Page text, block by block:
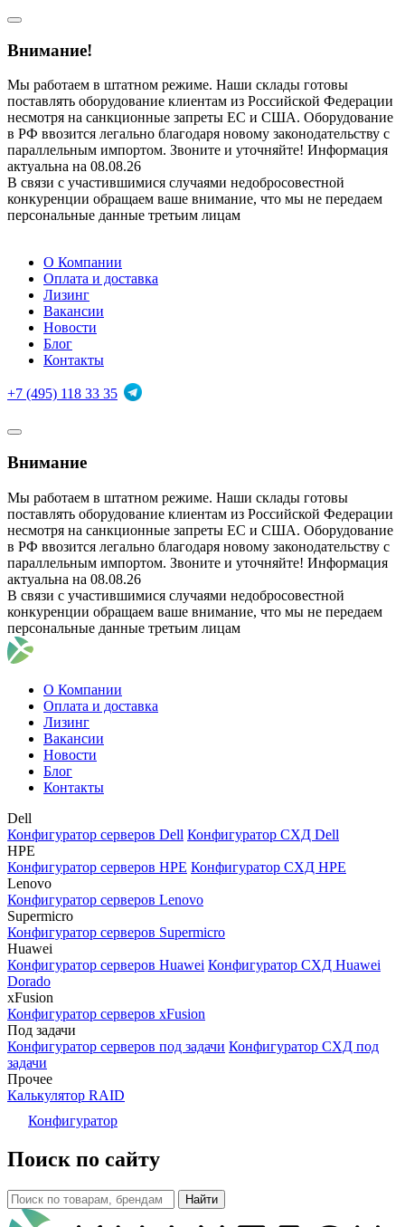
Внимание!
Мы работаем в штатном режиме. Наши склады готовы
поставлять оборудование клиентам из Российской Федерации
несмотря на санкционные запреты ЕС и США. Оборудование
в РФ ввозится легально благодаря новому законодательству с
параллельным импортом. Звоните и уточняйте! Информация
актуальна на 08.08.26
В связи с участившимися случаями недобросовестной
конкуренции обращаем ваше внимание, что мы не передаем
персональные данные третьим лицам
О Компании
Оплата и доставка
Лизинг
Вакансии
Новости
Блог
Контакты
+7 (495) 118 33 35
Внимание
Мы работаем в штатном режиме. Наши склады готовы
поставлять оборудование клиентам из Российской Федерации
несмотря на санкционные запреты ЕС и США. Оборудование
в РФ ввозится легально благодаря новому законодательству с
параллельным импортом. Звоните и уточняйте! Информация
актуальна на 08.08.26
В связи с участившимися случаями недобросовестной
конкуренции обращаем ваше внимание, что мы не передаем
персональные данные третьим лицам
О Компании
Оплата и доставка
Лизинг
Вакансии
Новости
Блог
Контакты
Dell
Конфигуратор серверов Dell Конфигуратор СХД Dell
HPE
Конфигуратор серверов HPE Конфигуратор СХД HPE
Lenovo
Конфигуратор серверов Lenovo
Supermicro
Конфигуратор серверов Supermicro
Huawei
Конфигуратор серверов Huawei Конфигуратор СХД Huawei
Dorado
xFusion
Конфигуратор серверов xFusion
Под задачи
Конфигуратор серверов под задачи Конфигуратор СХД под
задачи
Прочее
Калькулятор RAID
Конфигуратор
Поиск по сайту